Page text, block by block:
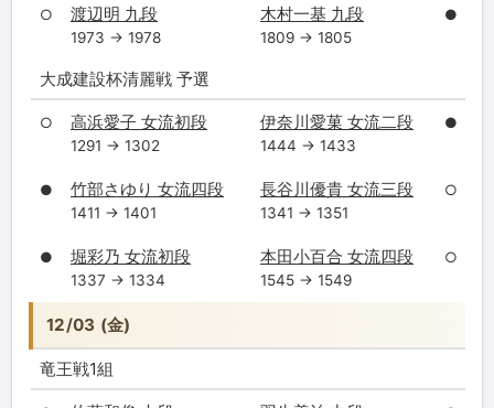
○ 渡辺明 九段
1973 → 1978
木村一基 九段
1809 → 1805
●
大成建設杯清麗戦 予選
○ 高浜愛子 女流初段
1291 → 1302
伊奈川愛菓 女流二段
1444 → 1433
●
● 竹部さゆり 女流四段
1411 → 1401
長谷川優貴 女流三段
1341 → 1351
○
● 堀彩乃 女流初段
1337 → 1334
本田小百合 女流四段
1545 → 1549
○
12/03 (金)
竜王戦1組